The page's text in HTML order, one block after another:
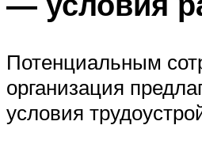
Потенциальным
организация
условия